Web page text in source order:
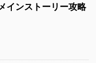
インストーリー攻略